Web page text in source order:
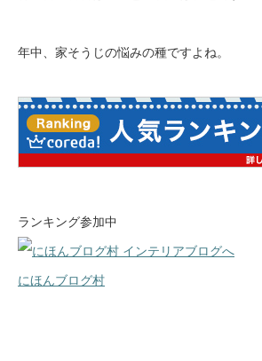
年中、家そうじの悩みの種ですよね。
ランキング参加中
にほんブログ村